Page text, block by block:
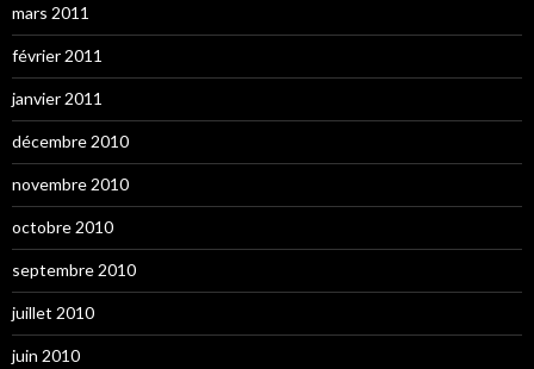
mars 2011
février 2011
janvier 2011
décembre 2010
novembre 2010
octobre 2010
septembre 2010
juillet 2010
juin 2010